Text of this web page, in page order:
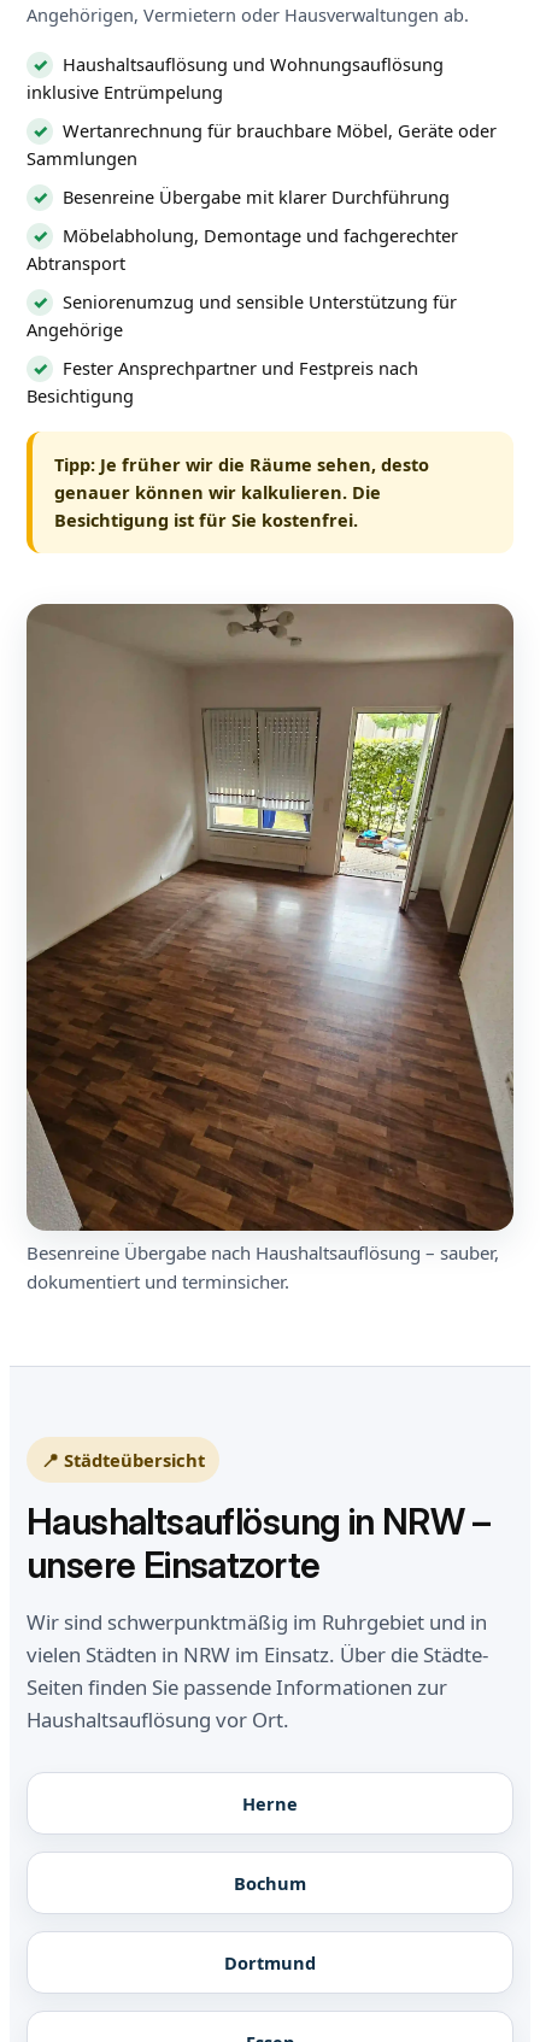
Angehörigen, Vermietern oder Hausverwaltungen ab.
Haushaltsauflösung und Wohnungsauflösung
inklusive Entrümpelung
Wertanrechnung für brauchbare Möbel, Geräte oder
Sammlungen
Besenreine Übergabe mit klarer Durchführung
Möbelabholung, Demontage und fachgerechter
Abtransport
Seniorenumzug und sensible Unterstützung für
Angehörige
Fester Ansprechpartner und Festpreis nach
Besichtigung
Tipp: Je früher wir die Räume sehen, desto
genauer können wir kalkulieren. Die
Besichtigung ist für Sie kostenfrei.
Besenreine Übergabe nach Haushaltsauflösung – sauber,
dokumentiert und terminsicher.
📍 Städteübersicht
Haushaltsauflösung in NRW –
unsere Einsatzorte
Wir sind schwerpunktmäßig im Ruhrgebiet und in
vielen Städten in NRW im Einsatz. Über die Städte-
Seiten finden Sie passende Informationen zur
Haushaltsauflösung vor Ort.
Herne
Bochum
Dortmund